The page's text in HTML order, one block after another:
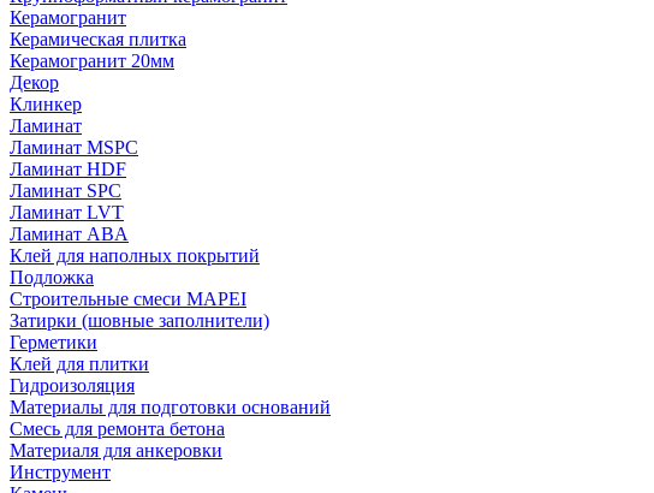
Керамогранит
Керамическая плитка
Керамогранит 20мм
Декор
Клинкер
Ламинат
Ламинат MSPC
Ламинат HDF
Ламинат SPC
Ламинат LVT
Ламинат ABA
Клей для наполных покрытий
Подложка
Строительные смеси MAPEI
Затирки (шовные заполнители)
Герметики
Клей для плитки
Гидроизоляция
Материалы для подготовки оснований
Смесь для ремонта бетона
Материаля для анкеровки
Инструмент